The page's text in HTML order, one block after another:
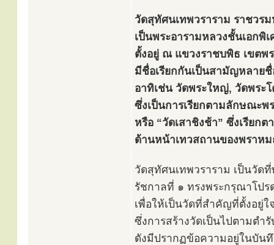
วัดสุทัศนเทพวราราม ราชวร
เป็นพระอารามหลวงชั้นเอกพิ
ตั้งอยู่ ณ แขวงราชบพิธ เขตพ
มีชื่อเรียกกันเป็นสามัญหลาย
อาทิเช่น วัดพระใหญ่, วัดพระโ
ซึ่งเป็นการเรียกตามลักษณะ
หรือ “วัดเสาชิงช้า” ซึ่งเรียก
ด้านหน้าเทวสถานของพราห
วัดสุทัศนเทพวราราม เป็นวัด
รัชกาลที่ ๑ ทรงพระกรุณาโป
เพื่อให้เป็นวัดที่สำคัญที่ตั้งอยู่ใ
ซึ่งการสร้างวัดเป็นไปตามตำ
ดังมีปรากฏข้อความอยู่ในบันทึ